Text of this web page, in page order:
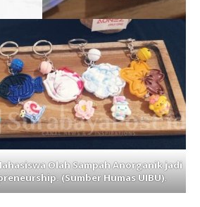
Olah Sampah Anorganik jadi
(Sumber Humas UIBU).